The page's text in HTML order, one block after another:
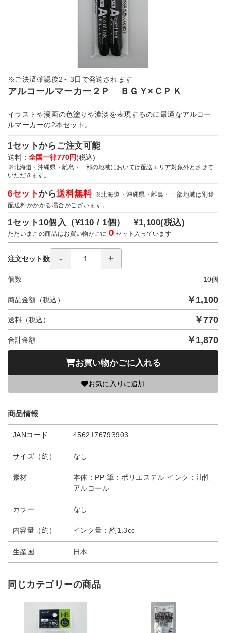
※ご決済確認後2～3日で発送されます
アルコールマーカー２Ｐ ＢＧＹ×ＣＰＫ
イラストや漫画の色塗りや濃淡を表現するのに最適なアルコー
ルマーカーの2本セット。
1セットからご注文可能
送料： 全国一律770円(税込)
※北海道・沖縄県・離島・一部の地域においては配送エリア対象外とさせて
いただきます。
6セットから送料無料 ※北海道・沖縄県・離島・一部地域は別途
配送料がかかる場合がございます。
1セット10個入（¥110 / 1個）¥1,100(税込)
ただいまこの商品はお買い物かごに0 セット入っています
注文セット数
個数 10個
商品金額（税込） ￥ 1,100
送料（税込） ￥770
合計金額 ￥ 1,870
お買い物かごに入れる
お気に入りに追加
商品情報
JANコード 4562176793903
サイズ（約） なし
素材
本体：PP 筆：ポリエステル インク：油性
アルコール
カラー なし
内容量（約） インク量：約1.3cc
生産国 日本
同じカテゴリーの商品